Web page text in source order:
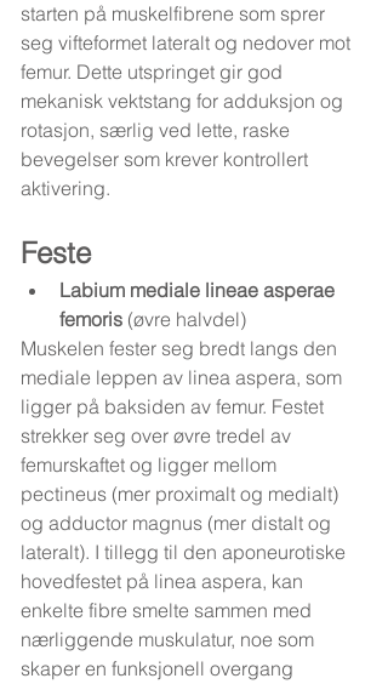
starten på muskelfibrene som sprer
seg vifteformet lateralt og nedover mot
femur. Dette utspringet gir god
mekanisk vektstang for adduksjon og
rotasjon, særlig ved lette, raske
bevegelser som krever kontrollert
aktivering.
Feste
Labium mediale lineae asperae
femoris (øvre halvdel)
Muskelen fester seg bredt langs den
mediale leppen av linea aspera, som
ligger på baksiden av femur. Festet
strekker seg over øvre tredel av
femurskaftet og ligger mellom
pectineus (mer proximalt og medialt)
og adductor magnus (mer distalt og
lateralt). I tillegg til den aponeurotiske
hovedfestet på linea aspera, kan
enkelte fibre smelte sammen med
nærliggende muskulatur, noe som
skaper en funksjonell overgang